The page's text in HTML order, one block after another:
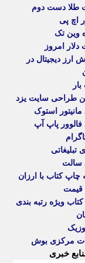
طلا دست دوم
اچ پی
وین تک
امروز
ارز دیجیتال در
طراحی سایت یزد
استوک
فالوور پاپ آپ
تبلیغاتی
سالت
چاپ کتاب با ارزان
قیمت
ویژه رتبه بندی
مرکزی بوش
خبری